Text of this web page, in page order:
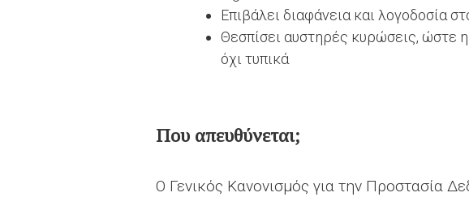
Επιβάλει διαφάνεια και λογοδοσία
Θεσπίσει αυστηρές κυρώσεις, ώστε
όχι τυπικά
Που απευθύνεται;
Ο Γενικός Κανονισμός για την Προστασία